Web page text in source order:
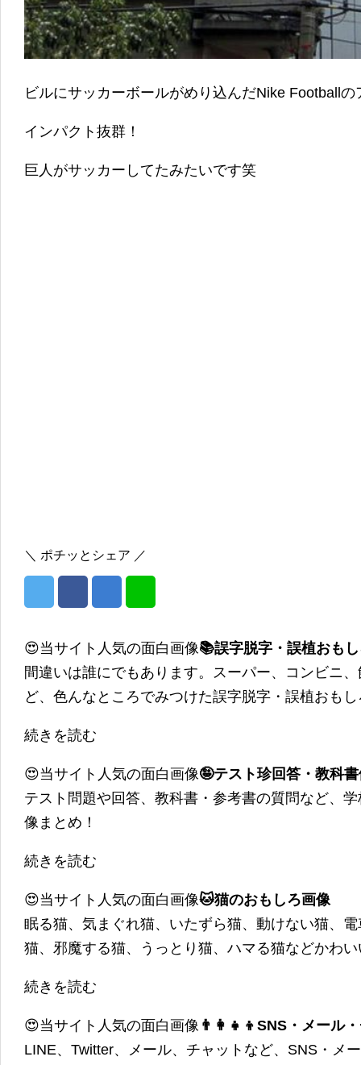
ビルにサッカーボールがめり込んだNike Footballの
インパクト抜群！
巨人がサッカーしてたみたいです笑
＼ ポチッとシェア ／
😍当サイト人気の面白画像📚誤字脱字・誤植おも
間違いは誰にでもあります。スーパー、コンビニ
ど、色んなところでみつけた誤字脱字・誤植おも
続きを読む
😍当サイト人気の面白画像🤪テスト珍回答・教科
テスト問題や回答、教科書・参考書の質問など、
像まとめ！
続きを読む
😍当サイト人気の面白画像🐱猫のおもしろ画像
眠る猫、気まぐれ猫、いたずら猫、動けない猫、
猫、邪魔する猫、うっとり猫、ハマる猫などかわ
続きを読む
😍当サイト人気の面白画像 👨‍👩‍👧‍👦SNS・メール
LINE、Twitter、メール、チャットなど、SNS・メ